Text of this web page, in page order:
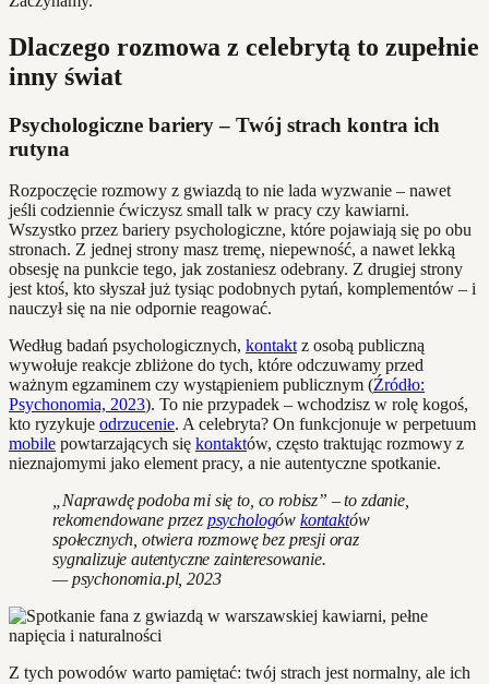
Dlaczego rozmowa z celebrytą to zupełnie
inny świat
Psychologiczne bariery – Twój strach kontra ich
rutyna
Rozpoczęcie rozmowy z gwiazdą to nie lada wyzwanie – nawet
jeśli codziennie ćwiczysz small talk w pracy czy kawiarni.
Wszystko przez bariery psychologiczne, które pojawiają się po obu
stronach. Z jednej strony masz tremę, niepewność, a nawet lekką
obsesję na punkcie tego, jak zostaniesz odebrany. Z drugiej strony
jest ktoś, kto słyszał już tysiąc podobnych pytań, komplementów – i
nauczył się na nie odpornie reagować.
Według badań psychologicznych, kontakt z osobą publiczną
wywołuje reakcje zbliżone do tych, które odczuwamy przed
ważnym egzaminem czy wystąpieniem publicznym (Źródło:
Psychonomia, 2023). To nie przypadek – wchodzisz w rolę kogoś,
kto ryzykuje odrzucenie. A celebryta? On funkcjonuje w perpetuum
mobile powtarzających się kontaktów, często traktując rozmowy z
nieznajomymi jako element pracy, a nie autentyczne spotkanie.
„Naprawdę podoba mi się to, co robisz” – to zdanie,
rekomendowane przez psychologów kontaktów
społecznych, otwiera rozmowę bez presji oraz
sygnalizuje autentyczne zainteresowanie.
— psychonomia.pl, 2023
Z tych powodów warto pamiętać: twój strach jest normalny, ale ich